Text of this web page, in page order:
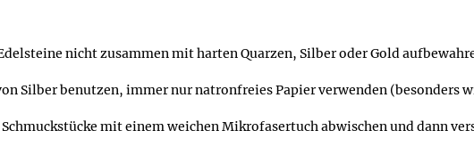
nicht zusammen mit harten Quarzen, Silber oder Gold
Silber benutzen, immer nur natronfreies Papier verwenden (besonders
mit einem weichen Mikrofasertuch abwischen und dann